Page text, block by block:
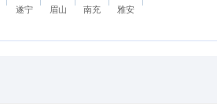
遂宁 眉山 南充 雅安